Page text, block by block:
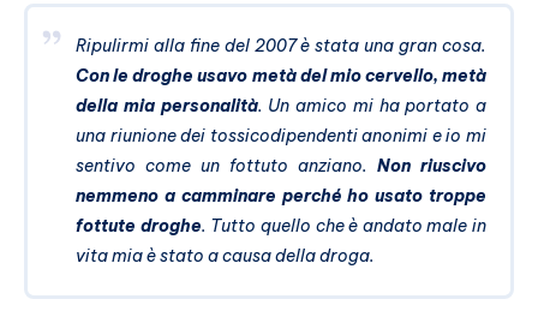
Ripulirmi alla fine del 2007 è stata una gran cosa.
Con le droghe usavo metà del mio cervello, metà
della mia personalità. Un amico mi ha portato a
una riunione dei tossicodipendenti anonimi e io mi
sentivo come un fottuto anziano. Non riuscivo
nemmeno a camminare perché ho usato troppe
fottute droghe. Tutto quello che è andato male in
vita mia è stato a causa della droga.